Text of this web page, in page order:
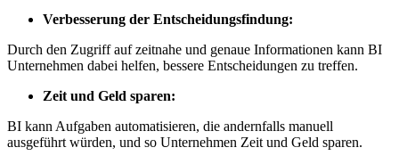
Verbesserung der Entscheidungsfindung:
Durch den Zugriff auf zeitnahe und genaue Informationen kann BI
Unternehmen dabei helfen, bessere Entscheidungen zu treffen.
Zeit und Geld sparen:
BI kann Aufgaben automatisieren, die andernfalls manuell
ausgeführt würden, und so Unternehmen Zeit und Geld sparen.